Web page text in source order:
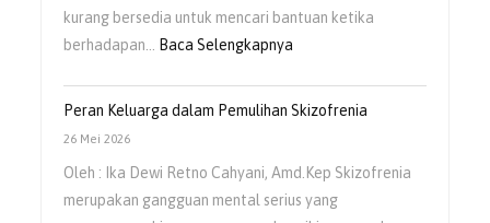
kurang bersedia untuk mencari bantuan ketika
berhadapan…
Baca Selengkapnya
Peran Keluarga dalam Pemulihan Skizofrenia
26 Mei 2026
Oleh : Ika Dewi Retno Cahyani, Amd.Kep Skizofrenia
merupakan gangguan mental serius yang